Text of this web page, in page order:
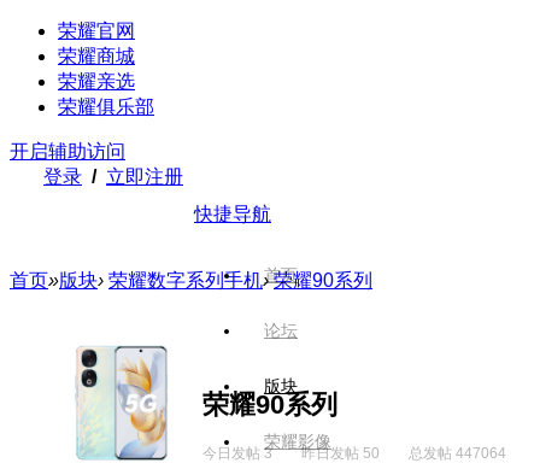
荣耀官网
荣耀商城
荣耀亲选
荣耀俱乐部
开启辅助访问
登录 / 立即注册
快捷导航
首页
论坛
版块
荣耀影像
首页»版块› 荣耀数字系列手机› 荣耀90系列
荣耀90系列
今日发帖 3 昨日发帖 50 总发帖 447064